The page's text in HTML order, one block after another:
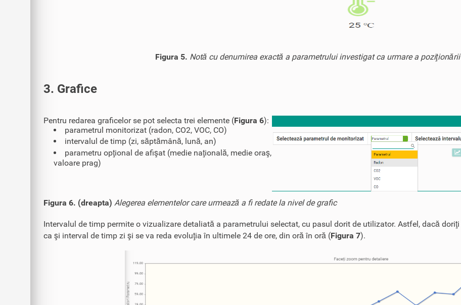
Figura 5. Notă cu denumirea exactă a parametrului investigat ca urmare a
3. Grafice
Pentru redarea graficelor se pot selecta trei elemente (Figura 6):
parametrul monitorizat (radon, CO2, VOC, CO)
intervalul de timp (zi, săptămână, lună, an)
parametru opţional de afişat (medie naţională, medie oraş,
valoare prag)
Figura 6. (dreapta) Alegerea elementelor care urmează a fi redate la nivel de grafic
Intervalul de timp permite o vizualizare detaliată a parametrului selectat, cu pasul dorit de utilizator. Astfel, dacă
ca şi interval de timp zi şi se va reda evoluţia în ultimele 24 de ore, din oră în oră (Figura 7).